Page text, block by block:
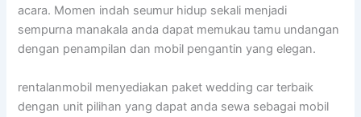
acara. Momen indah seumur hidup sekali menjadi
sempurna manakala anda dapat memukau tamu undangan
dengan penampilan dan mobil pengantin yang elegan.
rentalanmobil menyediakan paket wedding car terbaik
dengan unit pilihan yang dapat anda sewa sebagai mobil